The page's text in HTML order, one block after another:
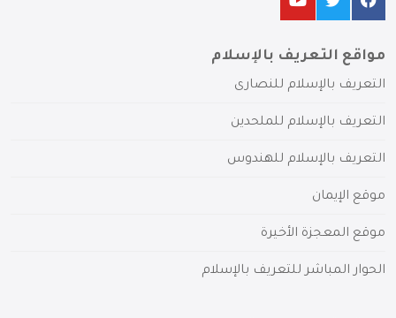
مواقع التعريف بالإسلام
التعريف بالإسلام للنصارى
التعريف بالإسلام للملحدين
التعريف بالإسلام للهندوس
موقع الإيمان
موقع المعجزة الأخيرة
الحوار المباشر للتعريف بالإسلام